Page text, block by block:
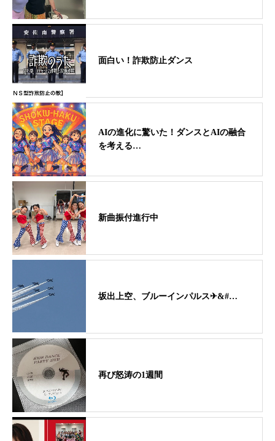
面白い！詐欺防止ダンス
AIの進化に驚いた！ダンスとAIの融合
を考える…
新曲振付進行中
坂出上空、ブルーインパルス✈&#…
再び怒涛の1週間